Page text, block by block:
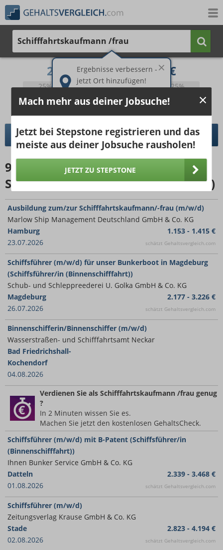
Ergebnisse verbessern -
jetzt Ort hinzufügen!
Ort hinzufügen
Schifffahrtskaufmann /frau
2.586 € 3.914 €
25% 50% 25%
Bruttogehalt bei 40 Wochenstunden.
pro Jahr pro Monat
DETAILLIERTER GEHALTSVERGLEICH
94 Jobangebotefür
Schifffahrtskaufmann /frau (15km)
Ausbildung zum/zur Schifffahrtskaufmann/-frau (m/w/d)
Marlow Ship Management Deutschland GmbH & Co. KG
Hamburg
23.07.2026
1.153 - 1.415 €
schätzt Gehaltsvergleich.com
Schiffsführer (m/w/d) für unser Bunkerboot in Magdeburg
(Schiffsführer/in (Binnenschifffahrt))
Schub- und Schleppreederei U. Golka GmbH & Co. KG
Magdeburg
26.07.2026
2.177 - 3.226 €
schätzt Gehaltsvergleich.com
Binnenschifferin/Binnenschiffer (m/w/d)
Wasserstraßen- und Schifffahrtsamt Neckar
Bad Friedrichshall-
Kochendorf
04.08.2026
Verdienen Sie als Schifffahrtskaufmann /frau genug
?
In 2 Minuten wissen Sie es.
Machen Sie jetzt den kostenlosen GehaltsCheck.
Schiffsführer (m/w/d) mit B-Patent (Schiffsführer/in
(Binnenschifffahrt))
Ihnen Bunker Service GmbH & Co. KG
Datteln
01.08.2026
2.339 - 3.468 €
schätzt Gehaltsvergleich.com
Schiffsführer (m/w/d)
Zeitungsverlag Krause GmbH & Co. KG
Stade
02.08.2026
2.823 - 4.194 €
schätzt Gehaltsvergleich.com
Mach mehr aus deiner Jobsuche!
Jetzt bei Stepstone registrieren und das
meiste aus deiner Jobsuche rausholen!
JETZT ZU STEPSTONE